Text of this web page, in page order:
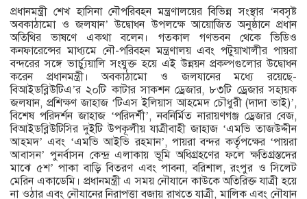
প্রধানমন্ত্রী শেখ হাসিনা নৌপরিবহন মন্ত্রণালয়ের বিভিন্ন সংস্থার ‘নবসৃষ্ট
অবকাঠামো ও জলযান’ উদ্বোধন উপলক্ষে আয়োজিত অনুষ্ঠানে প্রধান
অতিথির ভাষণে একথা বলেন। গতকাল গণভবন থেকে ভিডিও
কনফারেন্সের মাধ্যমে নৌ-পরিবহন মন্ত্রণালয় এবং পটুয়াখালীর পায়রা
বন্দরের সঙ্গে ভার্চ্যুয়ালি সংযুক্ত হয়ে এই উন্নয়ন প্রকল্পগুলোর উদ্বোধন
করেন প্রধানমন্ত্রী। অবকাঠামো ও জলযানের মধ্যে রয়েছে-
বিআইডব্লিউটিএ’র ২০টি কাটার সাকশন ড্রেজার, ৮৩টি ড্রেজার সহায়ক
জলযান, প্রশিক্ষণ জাহাজ ‘টিএস ইলিয়াস আহমেদ চৌধুরী (দাদা ভাই)’,
বিশেষ পরিদর্শন জাহাজ ‘পরিদর্শী’, নবনির্মিত নারায়ণগঞ্জ ড্রেজার বেজ,
বিআইডব্লিউটিসির দুইটি উপকূলীয় যাত্রীবাহী জাহাজ ‘এমভি তাজউদ্দীন
আহমদ’ এবং ‘এমভি আইভি রহমান’, পায়রা বন্দর কর্তৃপক্ষের ‘পায়রা
আবাসন’ পুনর্বাসন কেন্দ্র এলাকায় ভূমি অধিগ্রহণের ফলে ক্ষতিগ্রস্তদের
মাঝে ৫শ’ পাকা বাড়ি বিতরণ এবং পাবনা, বরিশাল, রংপুর ও সিলেট
মেরিন একাডেমি। প্রধানমন্ত্রী এ সময় নৌযানে কাউকে অতিরিক্ত যাত্রী হয়ে
না ওঠার এবং নৌযানের নিরাপত্তা বজায় রাখতে যাত্রী, মালিক এবং নৌযান